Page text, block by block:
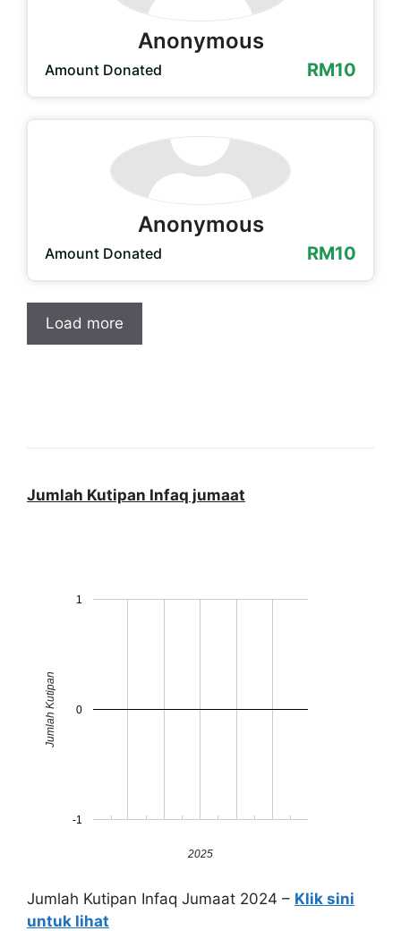
Anonymous
Amount Donated RM10
Anonymous
Amount Donated RM10
Load more
Jumlah Kutipan Infaq jumaat
-1
0
1
2025
Jumlah Kutipan
Jumlah Kutipan Infaq Jumaat 2024 – Klik sini
untuk lihat